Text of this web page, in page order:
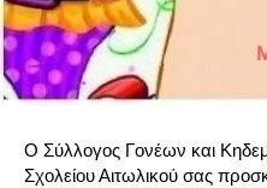
Ο Σύλλογος Γονέων και
Σχολείου Αιτωλικού σας